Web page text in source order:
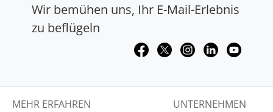
Wir bemühen uns, Ihr E-Mail-Erlebnis
zu beflügeln
MEHR ERFAHREN UNTERNEHMEN